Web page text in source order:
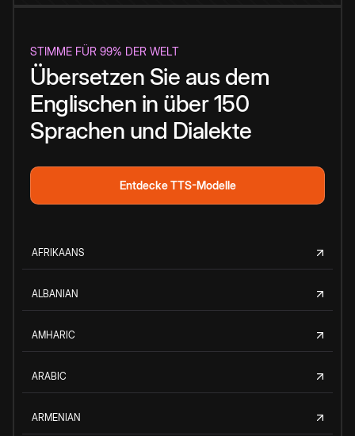
STIMME FÜR 99% DER WELT
Übersetzen Sie aus dem
Englischen in über 150
Sprachen und Dialekte
Entdecke TTS-Modelle
AFRIKAANS
ALBANIAN
AMHARIC
ARABIC
ARMENIAN